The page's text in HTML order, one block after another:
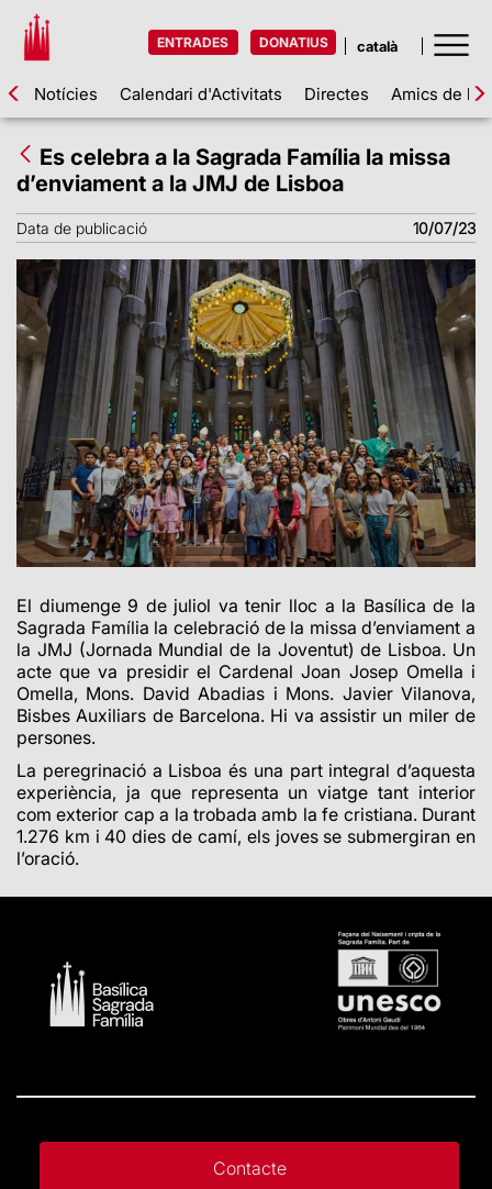
ENTRADES DONATIUS
Notícies Calendari d'Activitats Directes Amics de la
Es celebra a la Sagrada Família la missa
d’enviament a la JMJ de Lisboa
Data de publicació 10/07/23
El diumenge 9 de juliol va tenir lloc a la Basílica de la
Sagrada Família la celebració de la missa d’enviament a
la JMJ (Jornada Mundial de la Joventut) de Lisboa. Un
acte que va presidir el Cardenal Joan Josep Omella i
Omella, Mons. David Abadias i Mons. Javier Vilanova,
Bisbes Auxiliars de Barcelona. Hi va assistir un miler de
persones.
La peregrinació a Lisboa és una part integral d’aquesta
experiència, ja que representa un viatge tant interior
com exterior cap a la trobada amb la fe cristiana. Durant
1.276 km i 40 dies de camí, els joves se submergiran en
l’oració.
Contacte